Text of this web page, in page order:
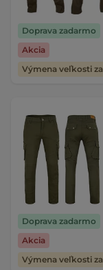
Doprava zadarmo
Akcia
Doprava zadarmo
Akcia